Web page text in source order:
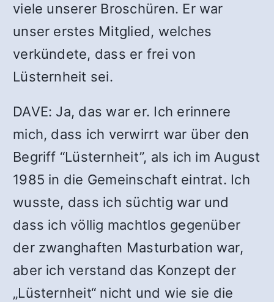
viele unserer Broschüren. Er war
unser erstes Mitglied, welches
verkündete, dass er frei von
Lüsternheit sei.
DAVE: Ja, das war er. Ich erinnere
mich, dass ich verwirrt war über den
Begriff “Lüsternheit”, als ich im August
1985 in die Gemeinschaft eintrat. Ich
wusste, dass ich süchtig war und
dass ich völlig machtlos gegenüber
der zwanghaften Masturbation war,
aber ich verstand das Konzept der
„Lüsternheit“ nicht und wie sie die